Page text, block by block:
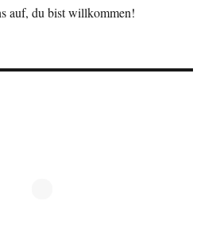
auf, du bist willkommen!